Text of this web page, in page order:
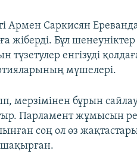
Армен Саркисян
жіберді. Бұл
түзетулер енгізуді
мүшелері.
мерзімінен бұрын
Парламент жұмысын
соң ол өз